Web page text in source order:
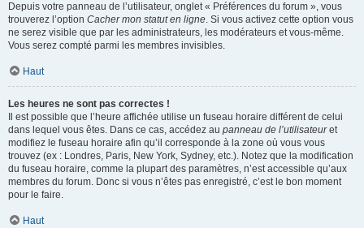
Depuis votre panneau de l’utilisateur, onglet « Préférences du forum », vous
trouverez l’option Cacher mon statut en ligne. Si vous activez cette option vous
ne serez visible que par les administrateurs, les modérateurs et vous-même.
Vous serez compté parmi les membres invisibles.
Haut
Les heures ne sont pas correctes !
Il est possible que l’heure affichée utilise un fuseau horaire différent de celui
dans lequel vous êtes. Dans ce cas, accédez au panneau de l’utilisateuret
modifiez le fuseau horaire afin qu’il corresponde à la zone où vous vous
trouvez (ex : Londres, Paris, New York, Sydney, etc.). Notez que la modification
du fuseau horaire, comme la plupart des paramètres, n’est accessible qu’aux
membres du forum. Donc si vous n’êtes pas enregistré, c’est le bon moment
pour le faire.
Haut